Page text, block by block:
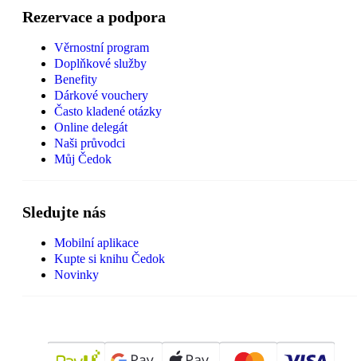
Rezervace a podpora
Věrnostní program
Doplňkové služby
Benefity
Dárkové vouchery
Často kladené otázky
Online delegát
Naši průvodci
Můj Čedok
Sledujte nás
Mobilní aplikace
Kupte si knihu Čedok
Novinky